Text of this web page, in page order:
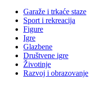
Garaže i trkaće staze
Sport i rekreacija
Figure
Igre
Glazbene
Društvene igre
Životinje
Razvoj i obrazovanje